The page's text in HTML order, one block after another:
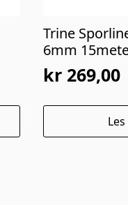
Trine
6mm
kr 269,00